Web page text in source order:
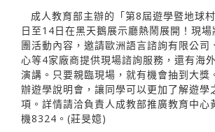
成人教育部主辦的「第8屆遊學暨地球
日至14日在黑天鵝展示廳熱鬧展開！現
團活動內容，邀請歐洲語言諮詢有限公司
心等4家廠商提供現場諮詢服務，還有海
演講。只要親臨現場，就有機會抽到大獎
辦遊學說明會，讓同學可以更加了解遊學
項。詳情請洽負責人成教部推廣教育中心
機8324。(莊旻嬑)